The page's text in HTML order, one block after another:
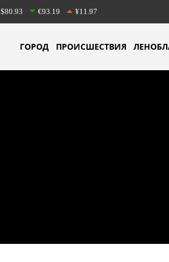
$80.93 €93.19 ¥11.97
ГОРОД ПРОИСШЕСТВИЯ